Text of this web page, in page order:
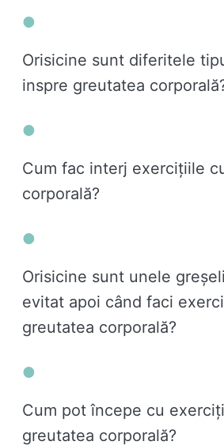
Orisicine sunt diferitele
inspre greutatea
Cum fac interj exercițiile
corporală?
Orisicine sunt unele
evitat apoi când faci
greutatea corporală?
Cum pot începe cu
greutatea corporală?